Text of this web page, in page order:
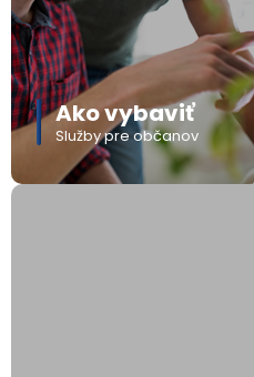
Ako vybaviť
Služby pre občanov